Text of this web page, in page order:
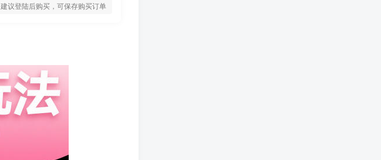
议登陆后购买，可保存购买订单